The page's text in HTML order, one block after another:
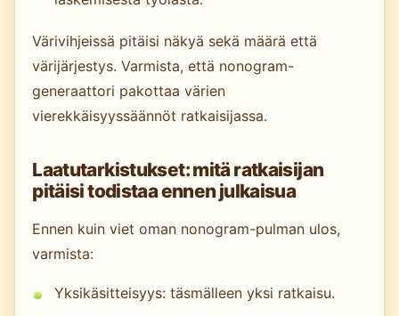
Värivihjeissä pitäisi näkyä sekä määrä että
värijärjestys. Varmista, että nonogram-
generaattori pakottaa värien
vierekkäisyyssäännöt ratkaisijassa.
Laatutarkistukset: mitä ratkaisijan
pitäisi todistaa ennen julkaisua
Ennen kuin viet oman nonogram-pulman ulos,
varmista:
Yksikäsitteisyys: täsmälleen yksi ratkaisu.